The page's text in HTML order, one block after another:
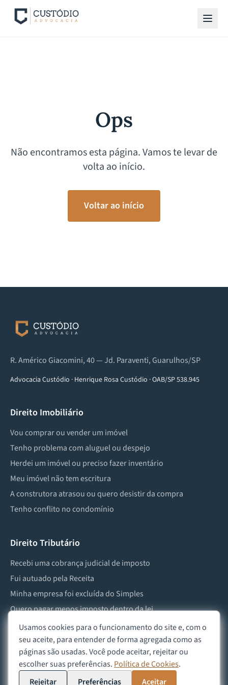
Ops
Não encontramos esta página. Vamos te levar de
volta ao início.
Voltar ao início
R. Américo Giacomini, 40 — Jd. Paraventi, Guarulhos/SP
Advocacia Custódio · Henrique Rosa Custódio ·OAB/SP 538.945
Direito Imobiliário
Vou comprar ou vender um imóvel
Tenho problema com aluguel ou despejo
Herdei um imóvel ou preciso fazer inventário
Meu imóvel não tem escritura
A construtora atrasou ou quero desistir da compra
Tenho conflito no condomínio
Direito Tributário
Recebi uma cobrança judicial de imposto
Fui autuado pela Receita
Minha empresa foi excluída do Simples
Quero pagar menos imposto dentro da lei
Preciso lidar com imposto de herança ou doação
2026Advocacia Custódio
Política de Privacidade Política de Cookies Aviso Legal
Usamos cookies para o funcionamento do site e, com o
seu aceite, para entender de forma agregada como as
páginas são usadas. Você pode aceitar, rejeitar ou
escolher suas preferências. Política de Cookies.
Rejeitar
Preferências Aceitar